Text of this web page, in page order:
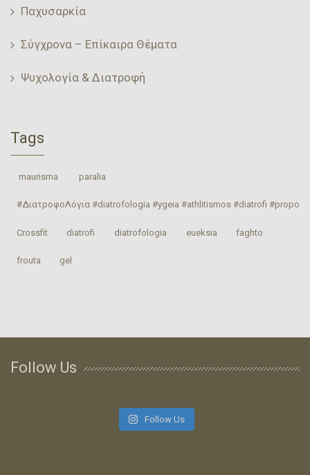
Παχυσαρκία
Σύγχρονα – Επίκαιρα Θέματα
Ψυχολογία & Διατροφή
Tags
‎ maurisma‬ ‎ paralia‬
#ΔιατροφοΛόγια #diatrofologia #ygeia #athlitismos #diatrofi
Crossfit ‎diatrofi‬ ‎diatrofologia‬ ‎eueksia‬ faghto
‎frouta gel
Follow Us
Follow Us